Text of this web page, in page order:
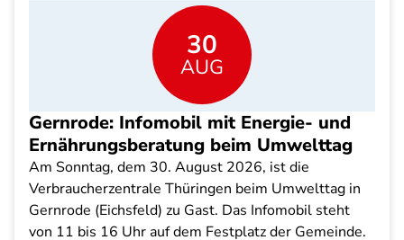
30
AUG
Gernrode: Infomobil mit Energie- und
Ernährungsberatung beim Umwelttag
Am Sonntag, dem 30. August 2026, ist die
Verbraucherzentrale Thüringen beim Umwelttag in
Gernrode (Eichsfeld) zu Gast. Das Infomobil steht
von 11 bis 16 Uhr auf dem Festplatz der Gemeinde.